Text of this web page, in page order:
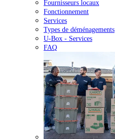
Fournisseurs locaux
Fonctionnement
Services
Types de déménagements
U-Box - Services
FAQ